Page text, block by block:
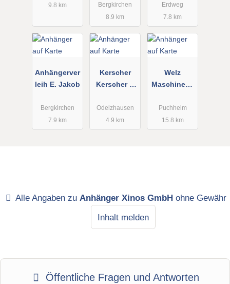
9.8 km
Bergkirchen
8.9 km
Service u.
Vermietung
Erdweg
7.8 km
Anhängerver
leih E. Jakob
Bergkirchen
7.9 km
Kerscher
Kerscher &
Odelzhausen
4.9 km
Welz
Maschinenv
Puchheim
15.8 km
Alle Angaben zu Anhänger Xinos GmbH ohne Gewähr
Inhalt melden
Öffentliche Fragen und Antworten